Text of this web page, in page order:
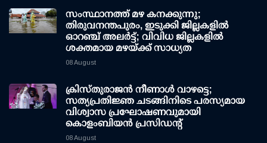
സംസ്ഥാനത്ത് മഴ കനക്കുന്നു;
തിരുവനന്തപുരം, ഇടുക്കി ജില്ലകളിൽ
ഓറഞ്ച് അലർട്ട്; വിവിധ ജില്ലകളിൽ
ശക്തമായ മഴയ്ക്ക് സാധ്യത
08 August
ക്രിസ്തുരാജൻ നീണാൾ വാഴട്ടെ;
സത്യപ്രതിജ്ഞ ചടങ്ങിനിടെ പരസ്യമായ
വിശ്വാസ പ്രഘോഷണവുമായി
കൊളംബിയൻ പ്രസിഡന്റ്
08 August